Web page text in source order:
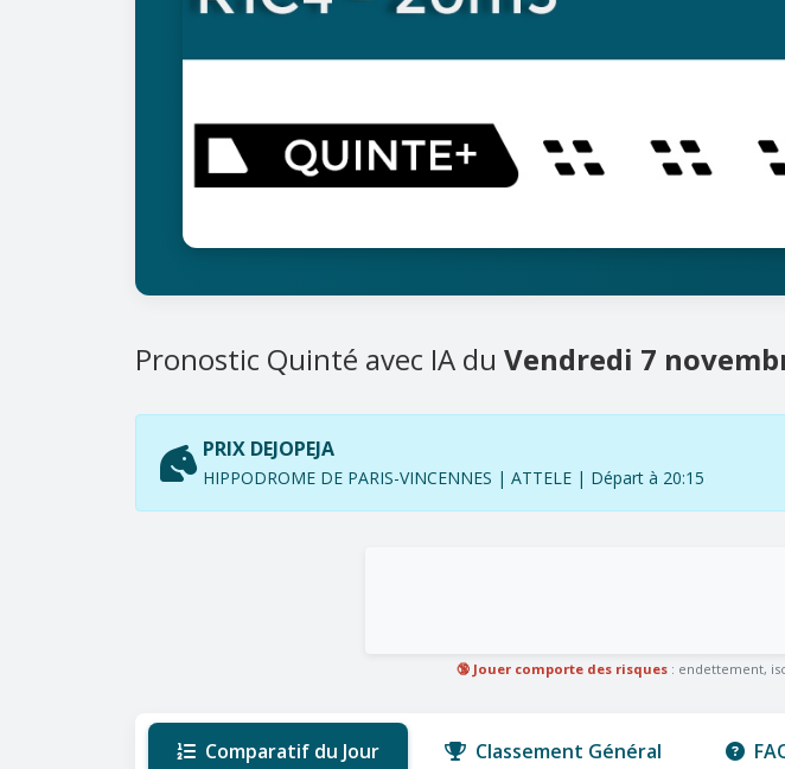
Pronostic Quinté avec IA du Vendredi 7
PRIX DEJOPEJA
HIPPODROME DE PARIS-VINCENNES | ATTELE | Départ à 20:15
🔞 Jouer comporte des risques : endettement,
Comparatif du Jour Classement Général